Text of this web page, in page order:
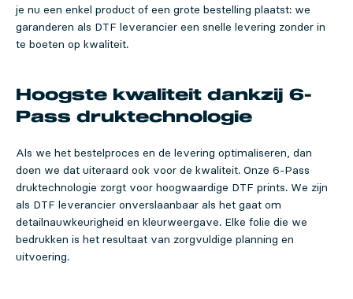
je nu een enkel product of een grote bestelling plaatst: we
garanderen als DTF leverancier een snelle levering zonder in
te boeten op kwaliteit.
Hoogste kwaliteit dankzij 6-
Pass druktechnologie
Als we het bestelproces en de levering optimaliseren, dan
doen we dat uiteraard ook voor de kwaliteit. Onze 6-Pass
druktechnologie zorgt voor hoogwaardige DTF prints. We zijn
als DTF leverancier onverslaanbaar als het gaat om
detailnauwkeurigheid en kleurweergave. Elke folie die we
bedrukken is het resultaat van zorgvuldige planning en
uitvoering.